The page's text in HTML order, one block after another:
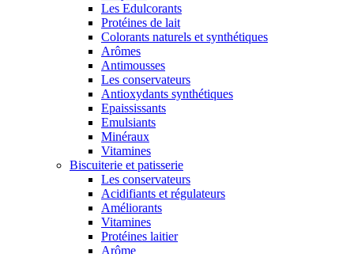
Les Edulcorants
Protéines de lait
Colorants naturels et synthétiques
Arômes
Antimousses
Les conservateurs
Antioxydants synthétiques
Epaississants
Emulsiants
Minéraux
Vitamines
Biscuiterie et patisserie
Les conservateurs
Acidifiants et régulateurs
Améliorants
Vitamines
Protéines laitier
Arôme